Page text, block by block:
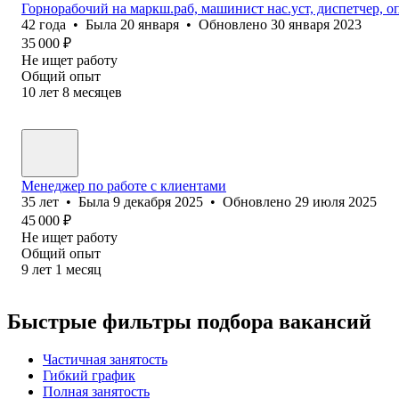
Горнорабочий на маркш.раб, машинист нас.уст, диспетчер,
42 года • Была 20 января • Обновлено 30 января 2023
35 000 ₽
Не ищет работу
Общий опыт
10 лет 8 месяцев
Менеджер по работе с клиентами
35 лет • Была 9 декабря 2025 • Обновлено 29 июля 2025
45 000 ₽
Не ищет работу
Общий опыт
9 лет 1 месяц
Быстрые фильтры подбора вакансий
Частичная занятость
Гибкий график
Полная занятость